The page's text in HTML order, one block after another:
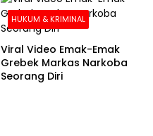
HUKUM & KRIMINAL
Viral Video Emak-Emak
Grebek Markas Narkoba
Seorang Diri